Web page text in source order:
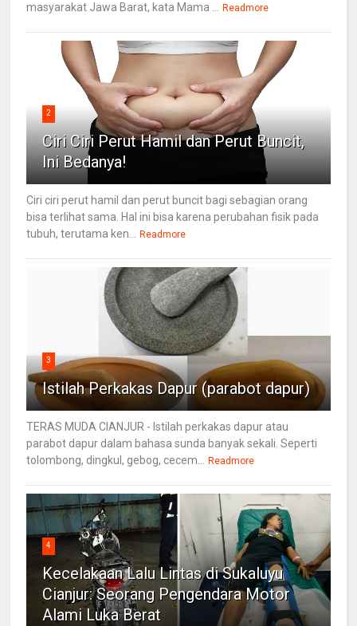
masyarakat Jawa Barat, kata Mama ... Readmore
2
Ciri Ciri Perut Hamil dan Perut Buncit,
Ini Bedanya!
Ciri ciri perut hamil dan perut buncit bagi sebagian orang
bisa terlihat sama. Hal ini bisa karena perubahan fisik pada
tubuh, terutama ken... Readmore
3
Istilah Perkakas Dapur (parabot dapur)
TERAS MUDA CIANJUR - Istilah perkakas dapur atau
parabot dapur dalam bahasa sunda banyak sekali. Seperti
tolombong, dingkul, gebog, cecem... Readmore
4
Kecelakaan Lalu Lintas di Sukaluyu
Cianjur: Seorang Pengendara Motor
Alami Luka Berat